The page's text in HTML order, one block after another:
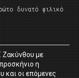
δυνατό φιλικό
Ζακύνθου με
η
και οι επόμενες